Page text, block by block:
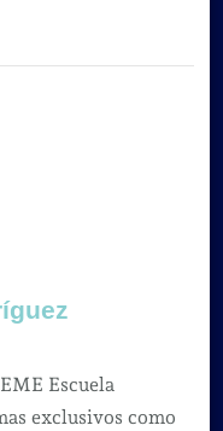
Escuela
exclusivos como